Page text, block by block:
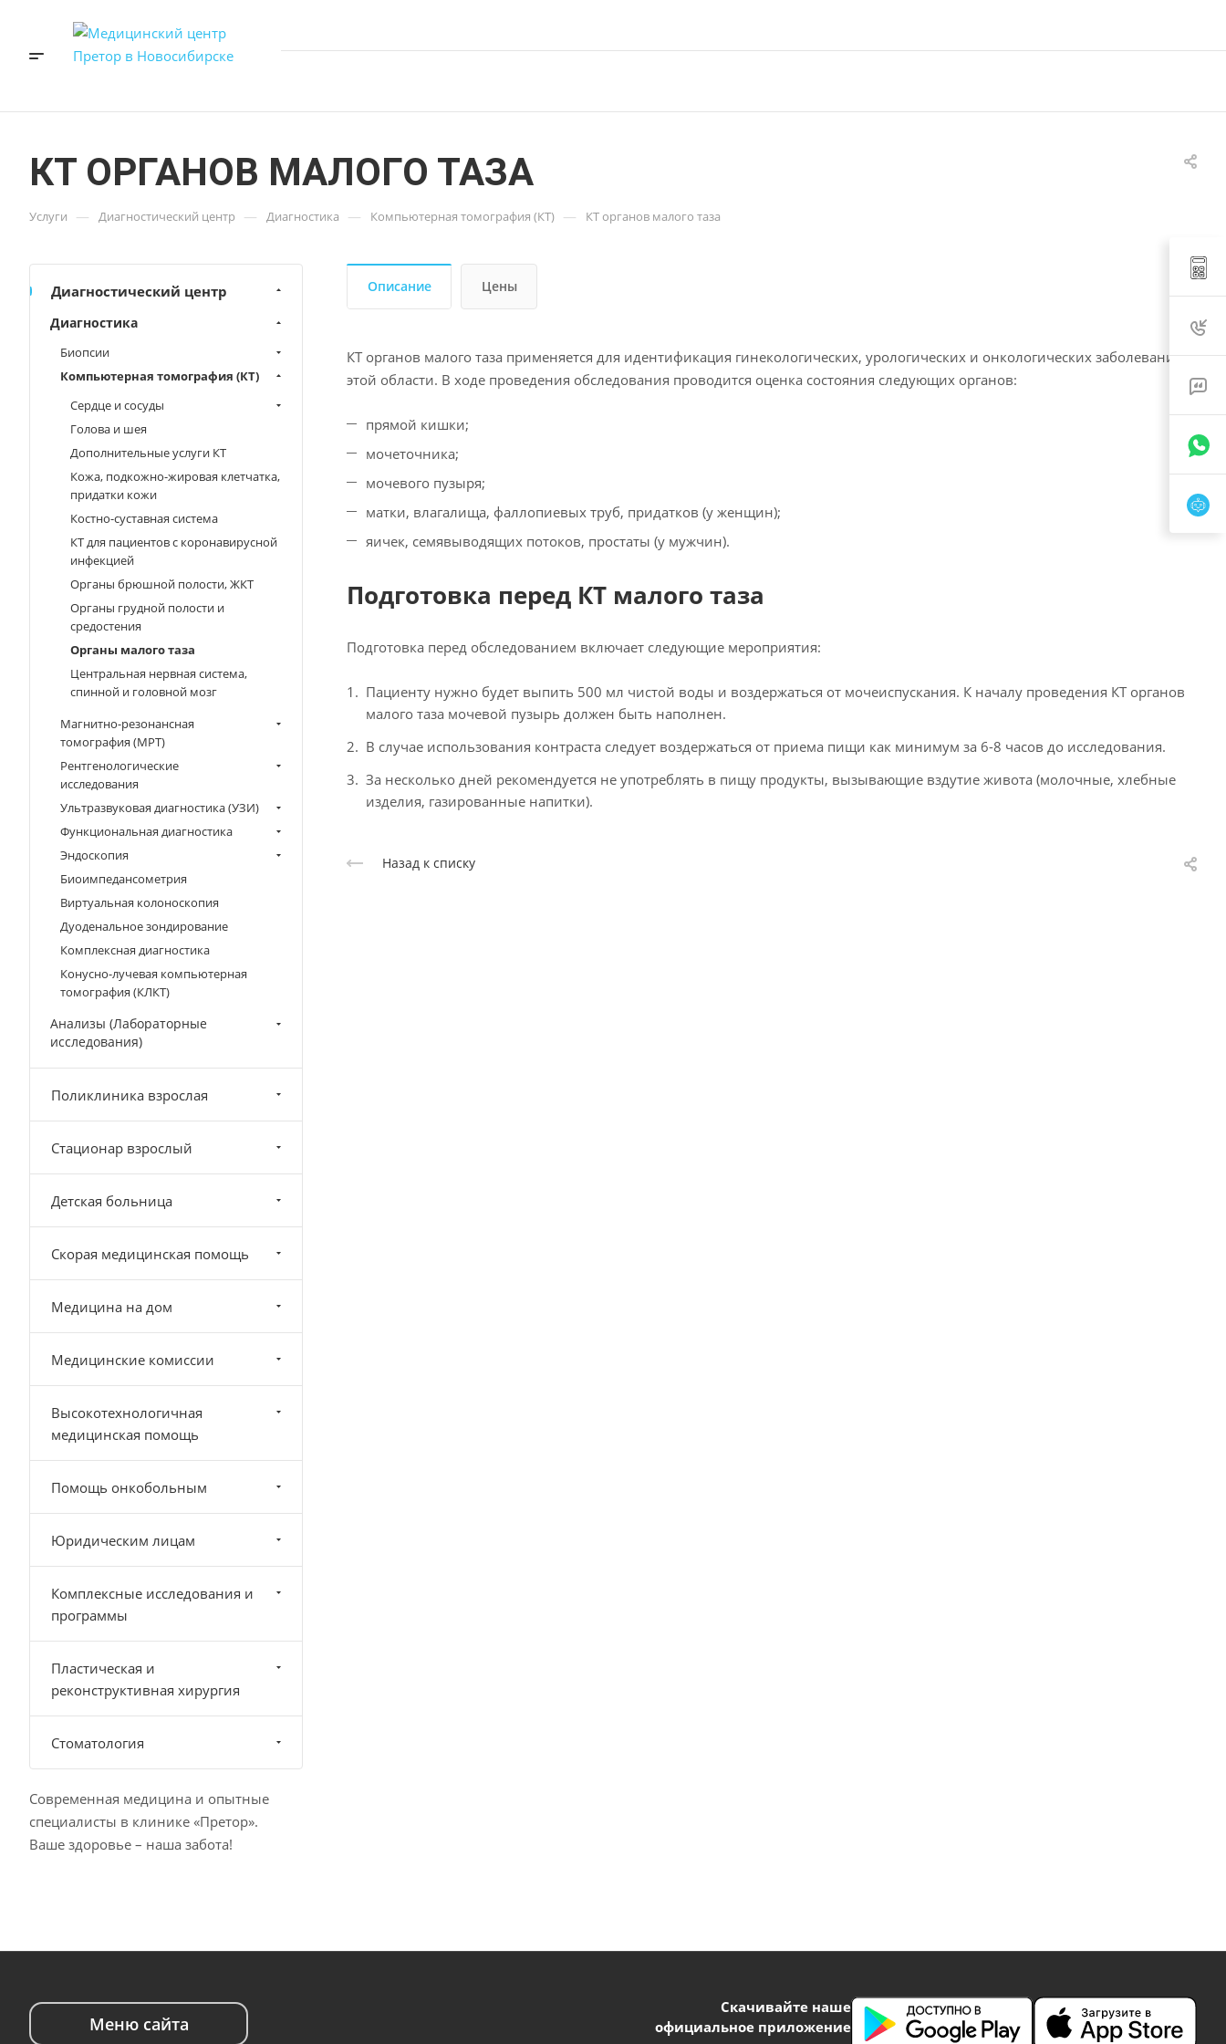
КТ ОРГАНОВ МАЛОГО ТАЗА
Услуги — Диагностический центр — Диагностика — Компьютерная томография (КТ) — КТ органов малого таза
Описание Цены
КТ органов малого таза применяется для идентификация гинекологических, урологических и онкологических заболеваний в
этой области. В ходе проведения обследования проводится оценка состояния следующих органов:
прямой кишки;
мочеточника;
мочевого пузыря;
матки, влагалища, фаллопиевых труб, придатков (у женщин);
яичек, семявыводящих потоков, простаты (у мужчин).
Подготовка перед КТ малого таза
Подготовка перед обследованием включает следующие мероприятия:
Пациенту нужно будет выпить 500 мл чистой воды и воздержаться от мочеиспускания. К началу проведения КТ органов
малого таза мочевой пузырь должен быть наполнен.
В случае использования контраста следует воздержаться от приема пищи как минимум за 6-8 часов до исследования.
За несколько дней рекомендуется не употреблять в пищу продукты, вызывающие вздутие живота (молочные, хлебные
изделия, газированные напитки).
Назад к списку
Диагностический центр
Диагностика
Биопсии
Компьютерная томография (КТ)
Сердце и сосуды
Голова и шея
Дополнительные услуги КТ
Кожа, подкожно-жировая клетчатка,
придатки кожи
Костно-суставная система
КТ для пациентов с коронавирусной
инфекцией
Органы брюшной полости, ЖКТ
Органы грудной полости и
средостения
Органы малого таза
Центральная нервная система,
спинной и головной мозг
Магнитно-резонансная
томография (МРТ)
Рентгенологические
исследования
Ультразвуковая диагностика (УЗИ)
Функциональная диагностика
Эндоскопия
Биоимпедансометрия
Виртуальная колоноскопия
Дуоденальное зондирование
Комплексная диагностика
Конусно-лучевая компьютерная
томография (КЛКТ)
Анализы (Лабораторные
исследования)
Поликлиника взрослая
Стационар взрослый
Детская больница
Скорая медицинская помощь
Медицина на дом
Медицинские комиссии
Высокотехнологичная
медицинская помощь
Помощь онкобольным
Юридическим лицам
Комплексные исследования и
программы
Пластическая и
реконструктивная хирургия
Стоматология
Современная медицина и опытные
специалисты в клинике «Претор».
Ваше здоровье – наша забота!
Меню сайта
Скачивайте наше
официальное приложение